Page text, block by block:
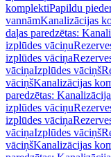
komplektiPapildu
vannāmKanalizācijas
daļas paredzētas:
izplūdes vāciņu
izplūdes vāciņa
vāciņaIzplūdes vāciņš
vāciņšKanalizācijas
paredzētas:
izplūdes vāciņu
izplūdes vāciņa
vāciņaIzplūdes vāciņš
vāciņšKanalizācijas